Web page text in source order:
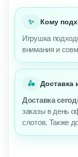
✨ Кому
Игрушка
внимания и
🛵 Доставка
Доставка
заказы в день
слотов. Также